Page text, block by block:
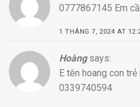
0777867145 Em
1 THÁNG 7, 2024 AT
Hoàng says:
E tên hoang con
0339740594